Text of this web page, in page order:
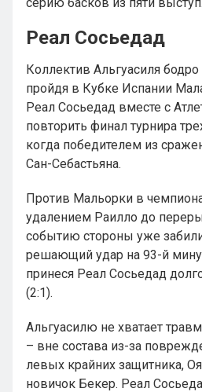
Реал Сосьедад
Коллектив Альгуасиля
пройдя в Кубке Испании
Реал Сосьедад вместе с
повторить финал турнира
когда победителем из
Сан-Себастьяна.
Против Мальорки в
удалением Раилло до
событию стороны уже
решающий удар на 93-й
принеся Реал Сосьедад
(2:1).
Альгуасилю не хватает
– вне состава из-за
левых крайних защитника,
новичок Бекер. Реал